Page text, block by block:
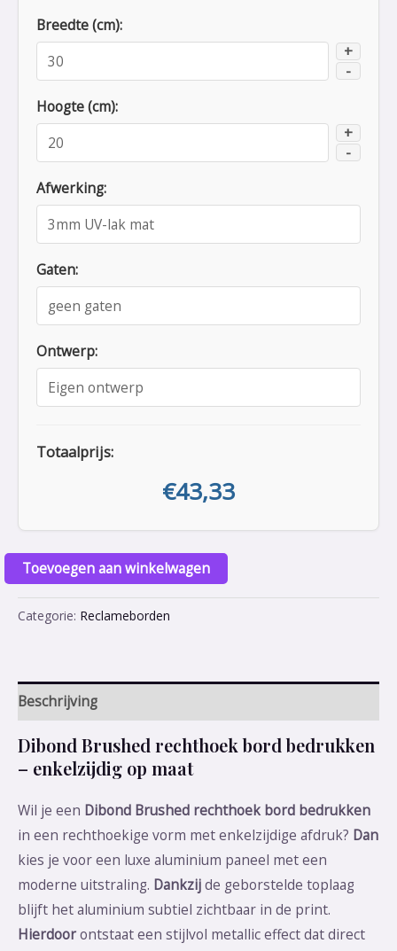
Breedte (cm):
+
-
Hoogte (cm):
+
-
Afwerking:
Gaten:
Ontwerp:
Totaalprijs:
€43,33
Toevoegen aan winkelwagen
Categorie: Reclameborden
Beschrijving
Dibond Brushed rechthoek bord bedrukken
– enkelzijdig op maat
Wil je een Dibond Brushed rechthoek bord bedrukken
in een rechthoekige vorm met enkelzijdige afdruk? Dan
kies je voor een luxe aluminium paneel met een
moderne uitstraling. Dankzijde geborstelde toplaag
blijft het aluminium subtiel zichtbaar in de print.
Hierdoorontstaat een stijlvol metallic effect dat direct